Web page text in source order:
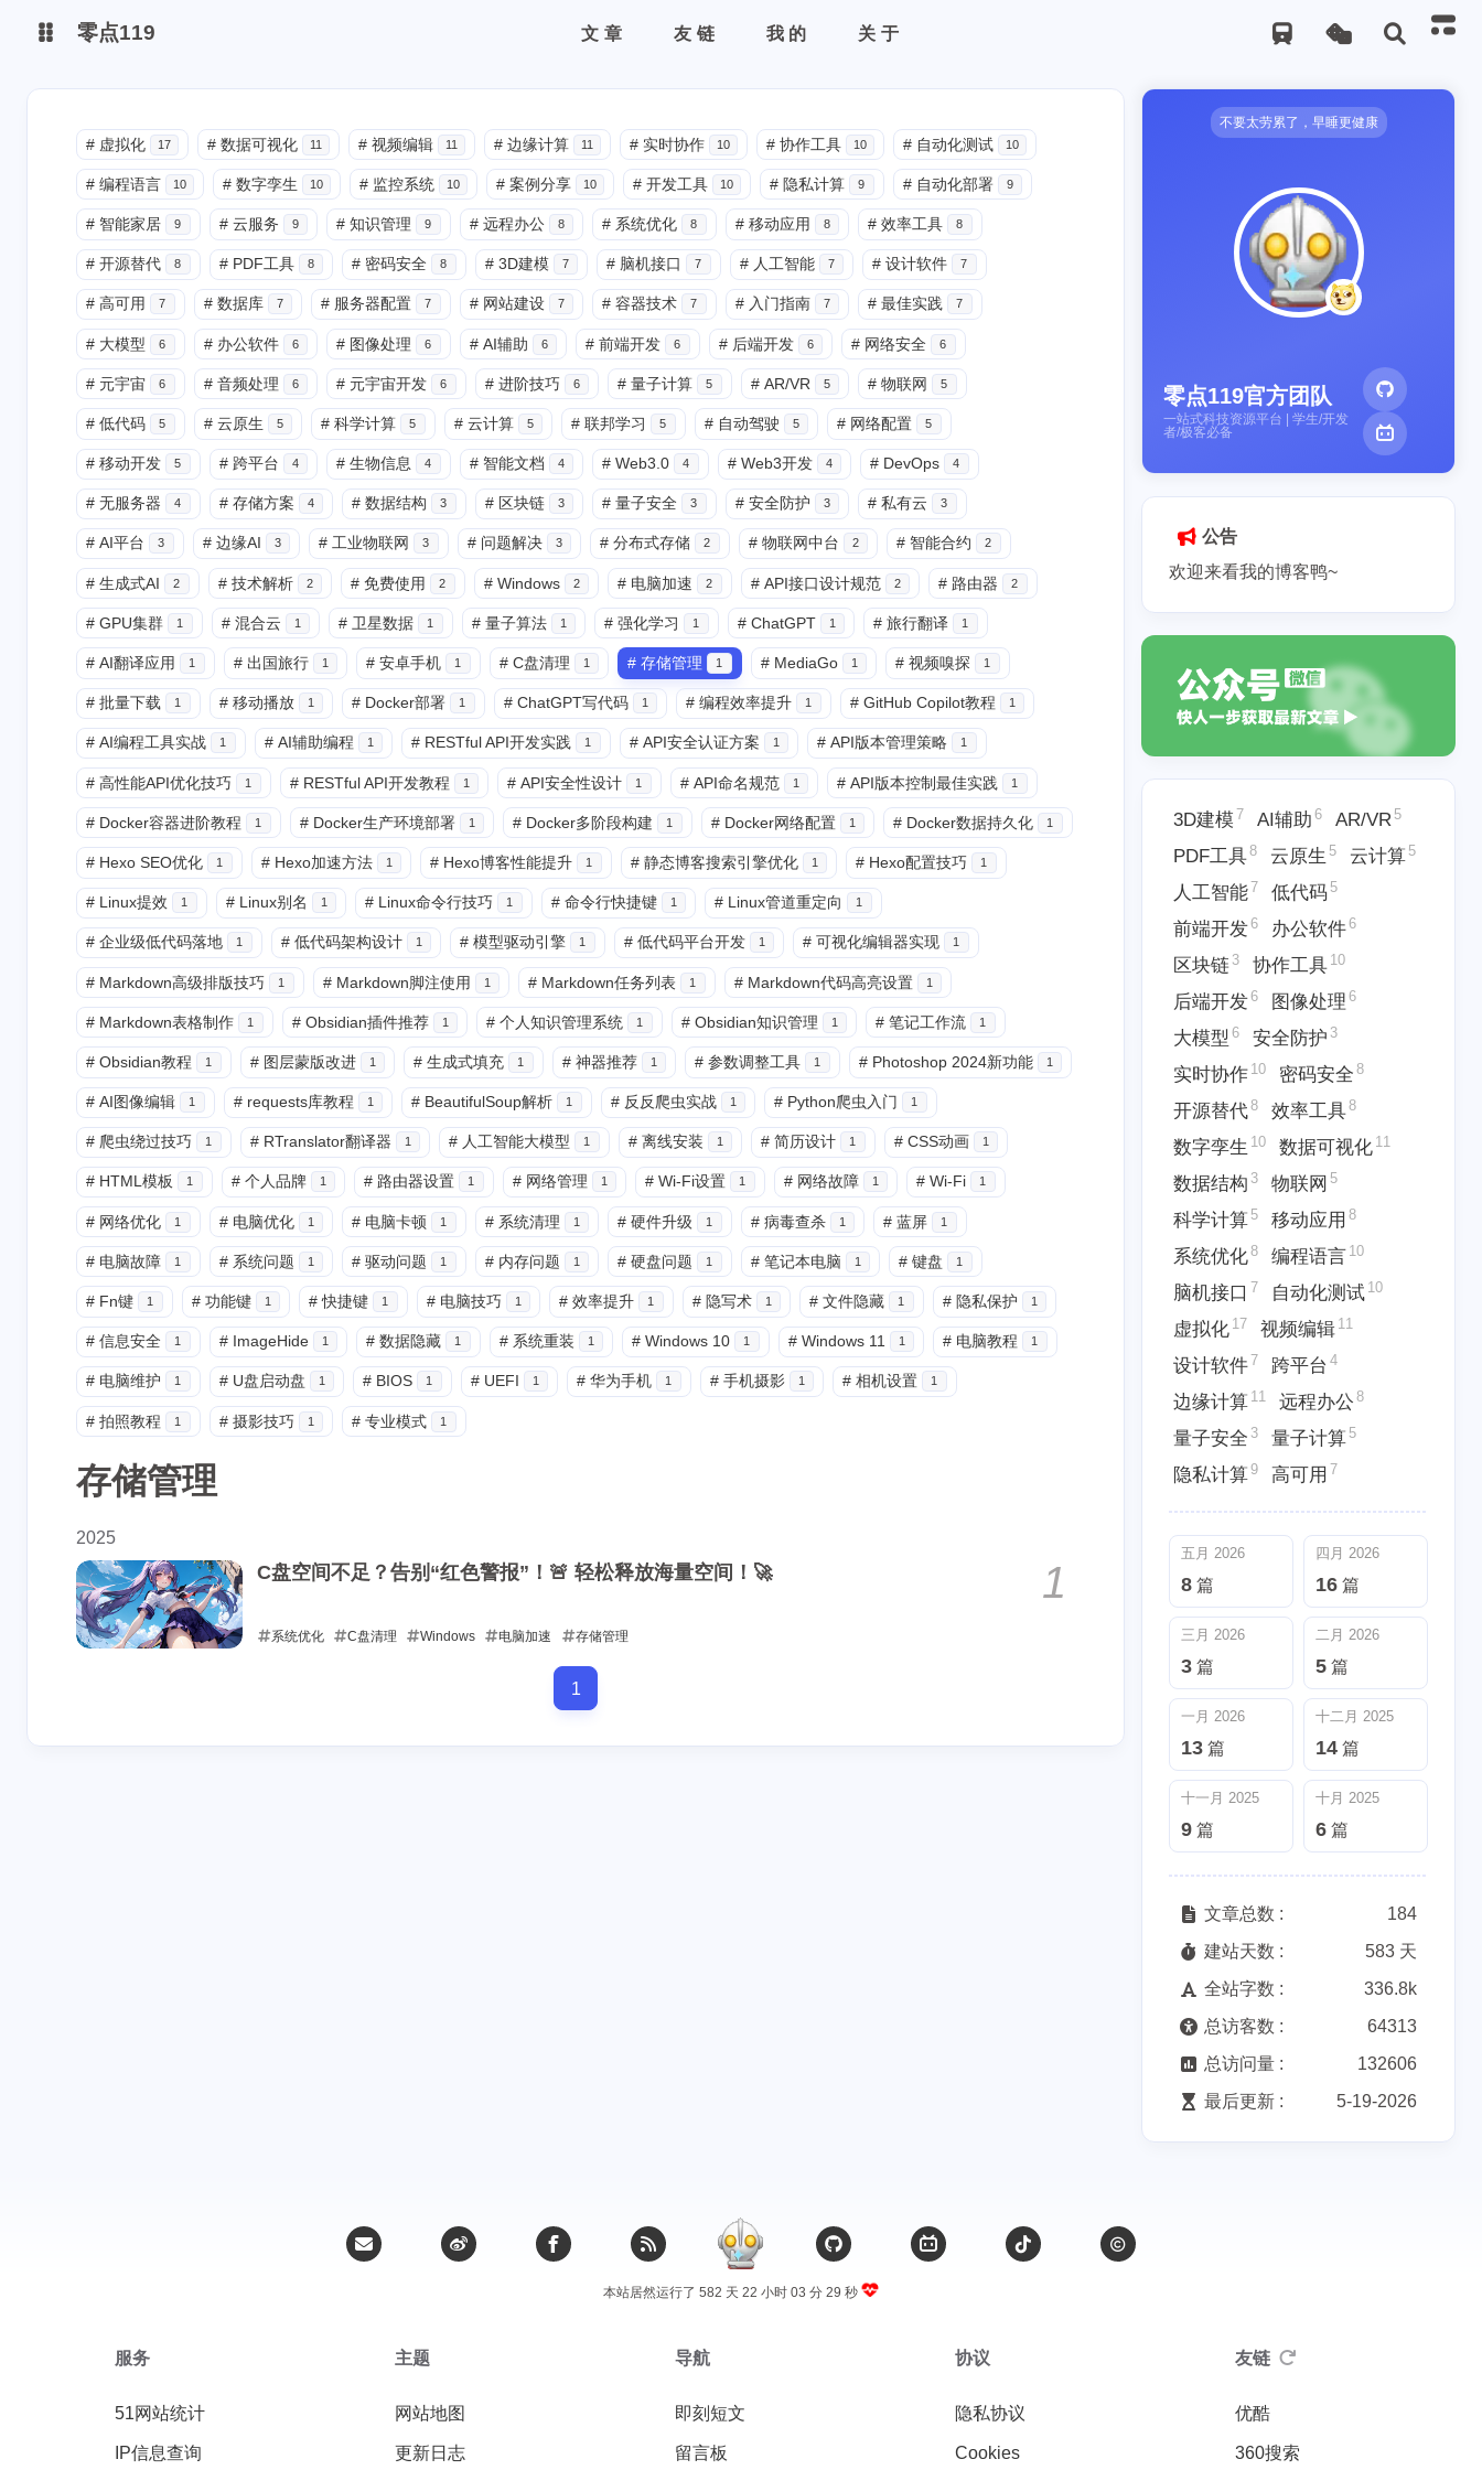
抖音
零点119 文章 友链 我的 关于
互动
最新评论
没有评论
兴趣点
寻找你感兴趣的领域
3D建模 AI辅助 6 AR/VR5 PDF工具 人工智能7
低代码5 前端开发6 办公软件6 区块链
图像处理6 大模型6 安全防护3 实时协作 开源替代8
效率工具8 数字孪生10 数据可视化11 数据结构 科学计算
移动应用8 系统优化8 编程语言10 脑机接口7 虚拟化
视频编辑11 设计软件7 跨平台4 量子安全3
二月 2026
一月 2026 十月 2025
6 篇
# 虚拟化 17 # 数据可视化 11 # 视频编辑 11 # 边缘计算 11 # 实时协作 10 # 协作工具 10 # 自动化测试 10
# 编程语言 10 # 数字孪生 10 # 监控系统 10 # 案例分享 10 # 开发工具 10 # 隐私计算 9 # 自动化部署 9
# 智能家居 9 # 云服务 9 # 知识管理 9 # 远程办公 8 # 系统优化 8 # 移动应用 8 # 效率工具 8
# 开源替代 8 # PDF工具 8 # 密码安全 8 # 3D建模 7 # 脑机接口 7 # 人工智能 7 # 设计软件 7
# 高可用 7 # 数据库 7 # 服务器配置 7 # 网站建设 7 # 容器技术 7 # 入门指南 7 # 最佳实践 7
# 大模型 6 # 办公软件 6 # 图像处理 6 # AI辅助 6 # 前端开发 6 # 后端开发 6 # 网络安全 6
# 元宇宙 6 # 音频处理 6 # 元宇宙开发 6 # 进阶技巧 6 # 量子计算 5 # AR/VR 5 # 物联网 5
# 低代码 5 # 云原生 5 # 科学计算 5 # 云计算 5 # 联邦学习 5 # 自动驾驶 5 # 网络配置 5
# 移动开发 5 # 跨平台 4 # 生物信息 4 # 智能文档 4 # Web3.0 4 # Web3开发 4 # DevOps 4
# 无服务器 4 # 存储方案 4 # 数据结构 3 # 区块链 3 # 量子安全 3 # 安全防护 3 # 私有云 3
# AI平台 3 # 边缘AI 3 # 工业物联网 3 # 问题解决 3 # 分布式存储 2 # 物联网中台 2 # 智能合约 2
# 生成式AI 2 # 技术解析 2 # 免费使用 2 # Windows 2 # 电脑加速 2 # API接口设计规范 2 # 路由器 2
# GPU集群 1 # 混合云 1 # 卫星数据 1 # 量子算法 1 # 强化学习 1 # ChatGPT 1 # 旅行翻译 1
# AI翻译应用 1 # 出国旅行 1 # 安卓手机 1 # C盘清理 1 # 存储管理 1 # MediaGo 1 # 视频嗅探 1
# 批量下载 1 # 移动播放 1 # Docker部署 1 # ChatGPT写代码 1 # 编程效率提升 1 # GitHub Copilot教程 1
# AI编程工具实战 1 # AI辅助编程 1 # RESTful API开发实践 1 # API安全认证方案 1 # API版本管理策略 1
# 高性能API优化技巧 1 # RESTful API开发教程 1 # API安全性设计 1 # API命名规范 1 # API版本控制最佳实践 1
# Docker容器进阶教程 1 # Docker生产环境部署 1 # Docker多阶段构建 1 # Docker网络配置 1 # Docker数据持久化 1
# Hexo SEO优化 1 # Hexo加速方法 1 # Hexo博客性能提升 1 # 静态博客搜索引擎优化 1 # Hexo配置技巧 1
# Linux提效 1 # Linux别名 1 # Linux命令行技巧 1 # 命令行快捷键 1 # Linux管道重定向 1
# 企业级低代码落地 1 # 低代码架构设计 1 # 模型驱动引擎 1 # 低代码平台开发 1 # 可视化编辑器实现 1
# Markdown高级排版技巧 1 # Markdown脚注使用 1 # Markdown任务列表 1 # Markdown代码高亮设置 1
# Markdown表格制作 1 # Obsidian插件推荐 1 # 个人知识管理系统 1 # Obsidian知识管理 1 # 笔记工作流 1
# Obsidian教程 1 # 图层蒙版改进 1 # 生成式填充 1 # 神器推荐 1 # 参数调整工具 1 # Photoshop 2024新功能 1
# AI图像编辑 1 # requests库教程 1 # BeautifulSoup解析 1 # 反反爬虫实战 1 # Python爬虫入门 1
# 爬虫绕过技巧 1 # RTranslator翻译器 1 # 人工智能大模型 1 # 离线安装 1 # 简历设计 1 # CSS动画 1
# HTML模板 1 # 个人品牌 1 # 路由器设置 1 # 网络管理 1 # Wi-Fi设置 1 # 网络故障 1 # Wi-Fi 1
# 网络优化 1 # 电脑优化 1 # 电脑卡顿 1 # 系统清理 1 # 硬件升级 1 # 病毒查杀 1 # 蓝屏 1
# 电脑故障 1 # 系统问题 1 # 驱动问题 1 # 内存问题 1 # 硬盘问题 1 # 笔记本电脑 1 # 键盘 1
# Fn键 1 # 功能键 1 # 快捷键 1 # 电脑技巧 1 # 效率提升 1 # 隐写术 1 # 文件隐藏 1 # 隐私保护 1
# 信息安全 1 # ImageHide 1 # 数据隐藏 1 # 系统重装 1 # Windows 10 1 # Windows 11 1 # 电脑教程 1
# 电脑维护 1 # U盘启动盘 1 # BIOS 1 # UEFI 1 # 华为手机 1 # 手机摄影 1 # 相机设置 1
# 拍照教程 1 # 摄影技巧 1 # 专业模式 1
存储管理
2025
C盘空间不足？告别“红色警报”！🚨 轻松释放海量空间！🚀 1
系统优化 C盘清理 Windows 电脑加速 存储管理
1
不要太劳累了，早睡更健康
零点119官方团队
一站式科技资源平台 | 学生/开发
者/极客必备
公告
欢迎来看我的博客鸭~
3D建模 7 AI辅助 6 AR/VR 5
PDF工具8 云原生 5 云计算 5
人工智能7 低代码 5
前端开发6 办公软件6
区块链 3 协作工具 10
后端开发6 图像处理 6
大模型 6 安全防护 3
实时协作 10 密码安全 8
开源替代8 效率工具8
数字孪生 10 数据可视化 11
数据结构 3 物联网 5
科学计算 5 移动应用 8
系统优化8 编程语言 10
脑机接口 7 自动化测试 10
虚拟化 17 视频编辑 11
设计软件7 跨平台 4
边缘计算 11 远程办公 8
量子安全 3 量子计算 5
隐私计算9 高可用 7
五月 2026
8 篇
四月 2026
16 篇
三月 2026
3 篇
二月 2026
5 篇
一月 2026
13 篇
十二月 2025
14 篇
十一月 2025
9 篇
十月 2025
6 篇
文章总数 :
184
建站天数 :
583 天
全站字数 :
336.8k
总访客数 :
64313
总访问量 :
132606
最后更新 :
5-19-2026
本站居然运行了 582 天 22 小时 03 分 29 秒
服务
51网站统计
IP信息查询
主题
网站地图
更新日志
导航
即刻短文
留言板
协议
隐私协议
Cookies
友链
优酷
360搜索